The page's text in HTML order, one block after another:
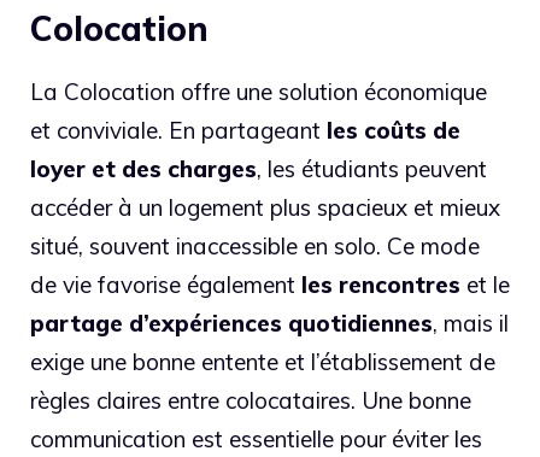
Colocation
La Colocation offre une solution économique
et conviviale. En partageant les coûts de
loyer et des charges, les étudiants peuvent
accéder à un logement plus spacieux et mieux
situé, souvent inaccessible en solo. Ce mode
de vie favorise également les rencontres et le
partage d’expériences quotidiennes, mais il
exige une bonne entente et l’établissement de
règles claires entre colocataires. Une bonne
communication est essentielle pour éviter les